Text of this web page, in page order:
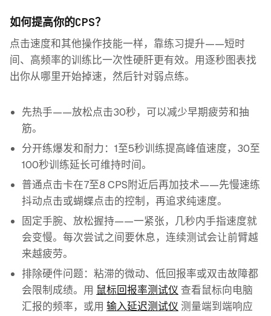
如何提高你的CPS？
点击速度和其他操作技能一样，靠练习提升——短时
间、高频率的训练比一次性硬肝更有效。用逐秒图表找
出你从哪里开始掉速，然后针对弱点练。
先热手——放松点击30秒，可以减少早期疲劳和抽
筋。
分开练爆发和耐力：1至5秒训练提高峰值速度，30至
100秒训练延长可维持时间。
普通点击卡在7至8 CPS附近后再加技术——先慢速练
抖动点击或蝴蝶点击的控制，再追求纯速度。
固定手腕、放松握持——一紧张，几秒内手指速度就
会变慢。每次尝试之间要休息，连续测试会让前臂越
来越疲劳。
排除硬件问题：粘滞的微动、低回报率或双击故障都
会限制成绩。用 鼠标回报率测试仪 查看鼠标向电脑
汇报的频率，或用 输入延迟测试仪 测量端到端响应